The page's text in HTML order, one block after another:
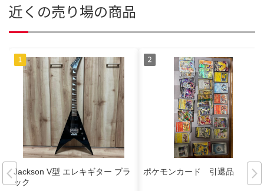
近くの売り場の商品
Jackson V型 エレキギター ブラ
ック
ポケモンカード 引退品